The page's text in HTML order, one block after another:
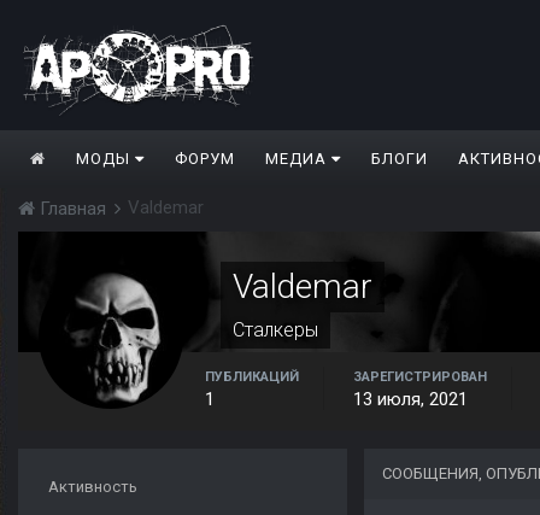
МОДЫ ФОРУМ МЕДИА БЛОГИ
Главная Valdemar
Valdemar
Сталкеры
ПУБЛИКАЦИЙ
1
ЗАРЕГИСТРИРОВАН
13 июля, 2021
Активность
СООБЩЕНИЯ,